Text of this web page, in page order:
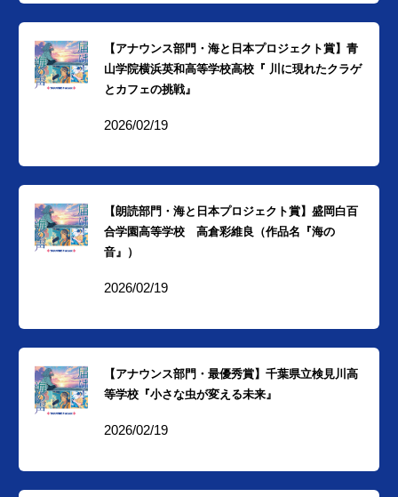
【アナウンス部門・海と日本プロジェクト賞】青
山学院横浜英和高等学校高校『 川に現れたクラゲ
とカフェの挑戦』
2026/02/19
【朗読部門・海と日本プロジェクト賞】盛岡白百
合学園高等学校 高倉彩維良（作品名『海の
音』）
2026/02/19
【アナウンス部門・最優秀賞】千葉県立検見川高
等学校『小さな虫が変える未来』
2026/02/19